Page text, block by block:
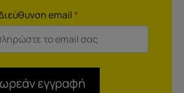
email*
εγγραφή